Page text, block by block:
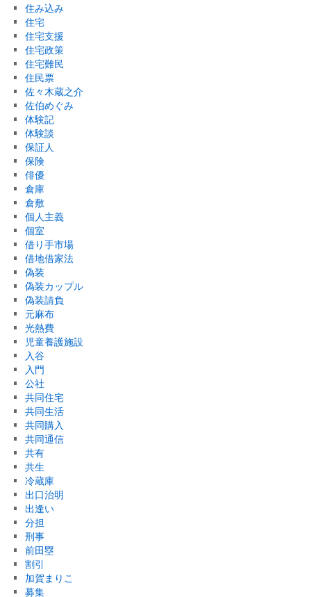
住み込み
住宅
住宅支援
住宅政策
住宅難民
住民票
佐々木蔵之介
佐伯めぐみ
体験記
体験談
保証人
保険
俳優
倉庫
倉敷
個人主義
個室
借り手市場
借地借家法
偽装
偽装カップル
偽装請負
元麻布
光熱費
児童養護施設
入谷
入門
公社
共同住宅
共同生活
共同購入
共同通信
共有
共生
冷蔵庫
出口治明
出逢い
分担
刑事
前田塁
割引
加賀まりこ
募集